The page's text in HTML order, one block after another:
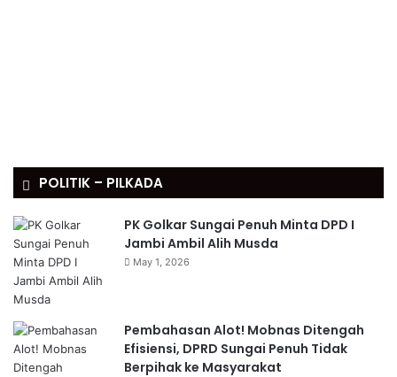
POLITIK – PILKADA
PK Golkar Sungai Penuh Minta DPD I
Jambi Ambil Alih Musda
May 1, 2026
Pembahasan Alot! Mobnas Ditengah
Efisiensi, DPRD Sungai Penuh Tidak
Berpihak ke Masyarakat